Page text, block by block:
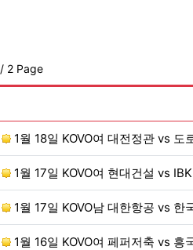
/ 2 Page
1월 18일 KOVO여 대전정관 vs 도
1월 17일 KOVO여 현대건설 vs
1월 17일 KOVO남 대한항공 vs 한
1월 16일 KOVO여 페퍼저축 vs 흥